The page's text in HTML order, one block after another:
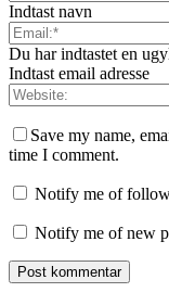
Indtast navn
Du har indtastet en
Indtast email adresse
Save my name,
time I comment.
Notify me of
Notify me of new